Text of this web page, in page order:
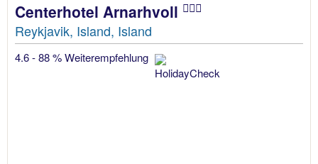
Centerhotel Arnarhvoll
Reykjavik, Island, Island
4.6 - 88 % Weiterempfehlung